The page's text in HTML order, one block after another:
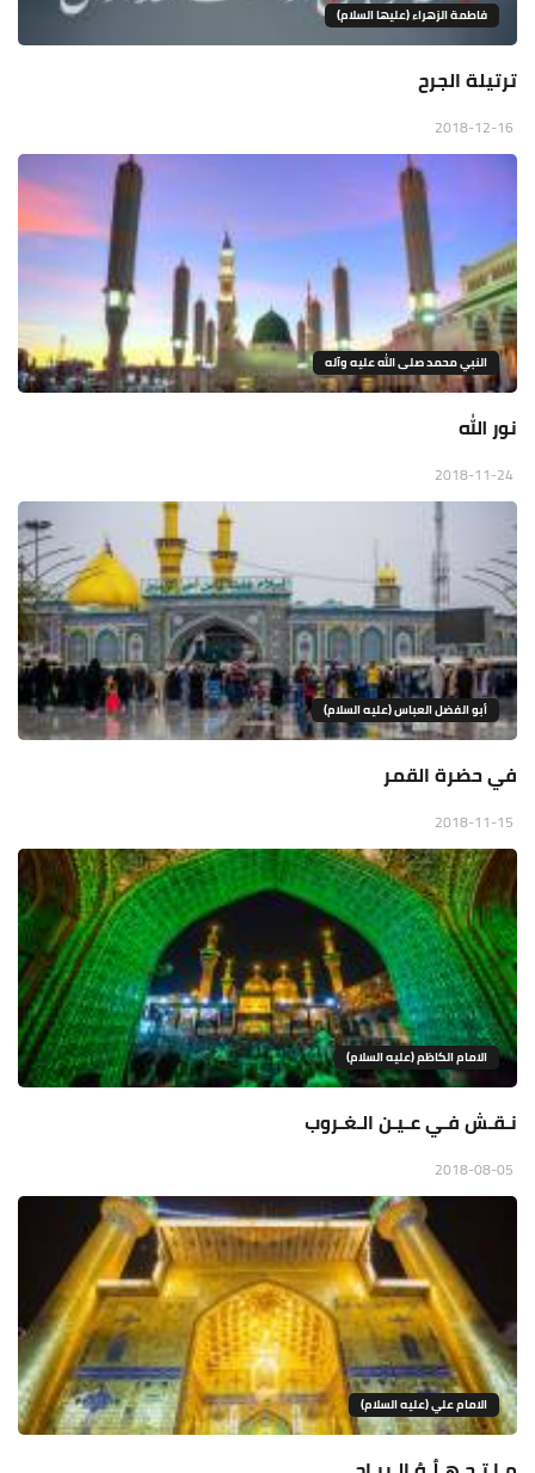
فاطمة الزهراء (عليها السلام)
ترتيلة الجرح
النبي محمد صلى الله عليه وآله
نور الله
أبو الفضل العباس (عليه السلام)
في حضرة القمر
الامام الكاظم (عليه السلام)
نـقـش فـي عـيـن الـغـروب
الامام علي (عليه السلام)